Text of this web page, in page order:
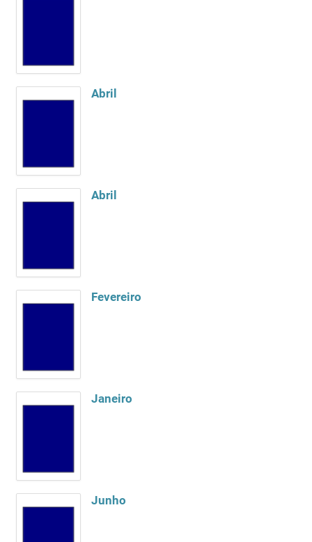
Abril
Abril
Fevereiro
Janeiro
Junho